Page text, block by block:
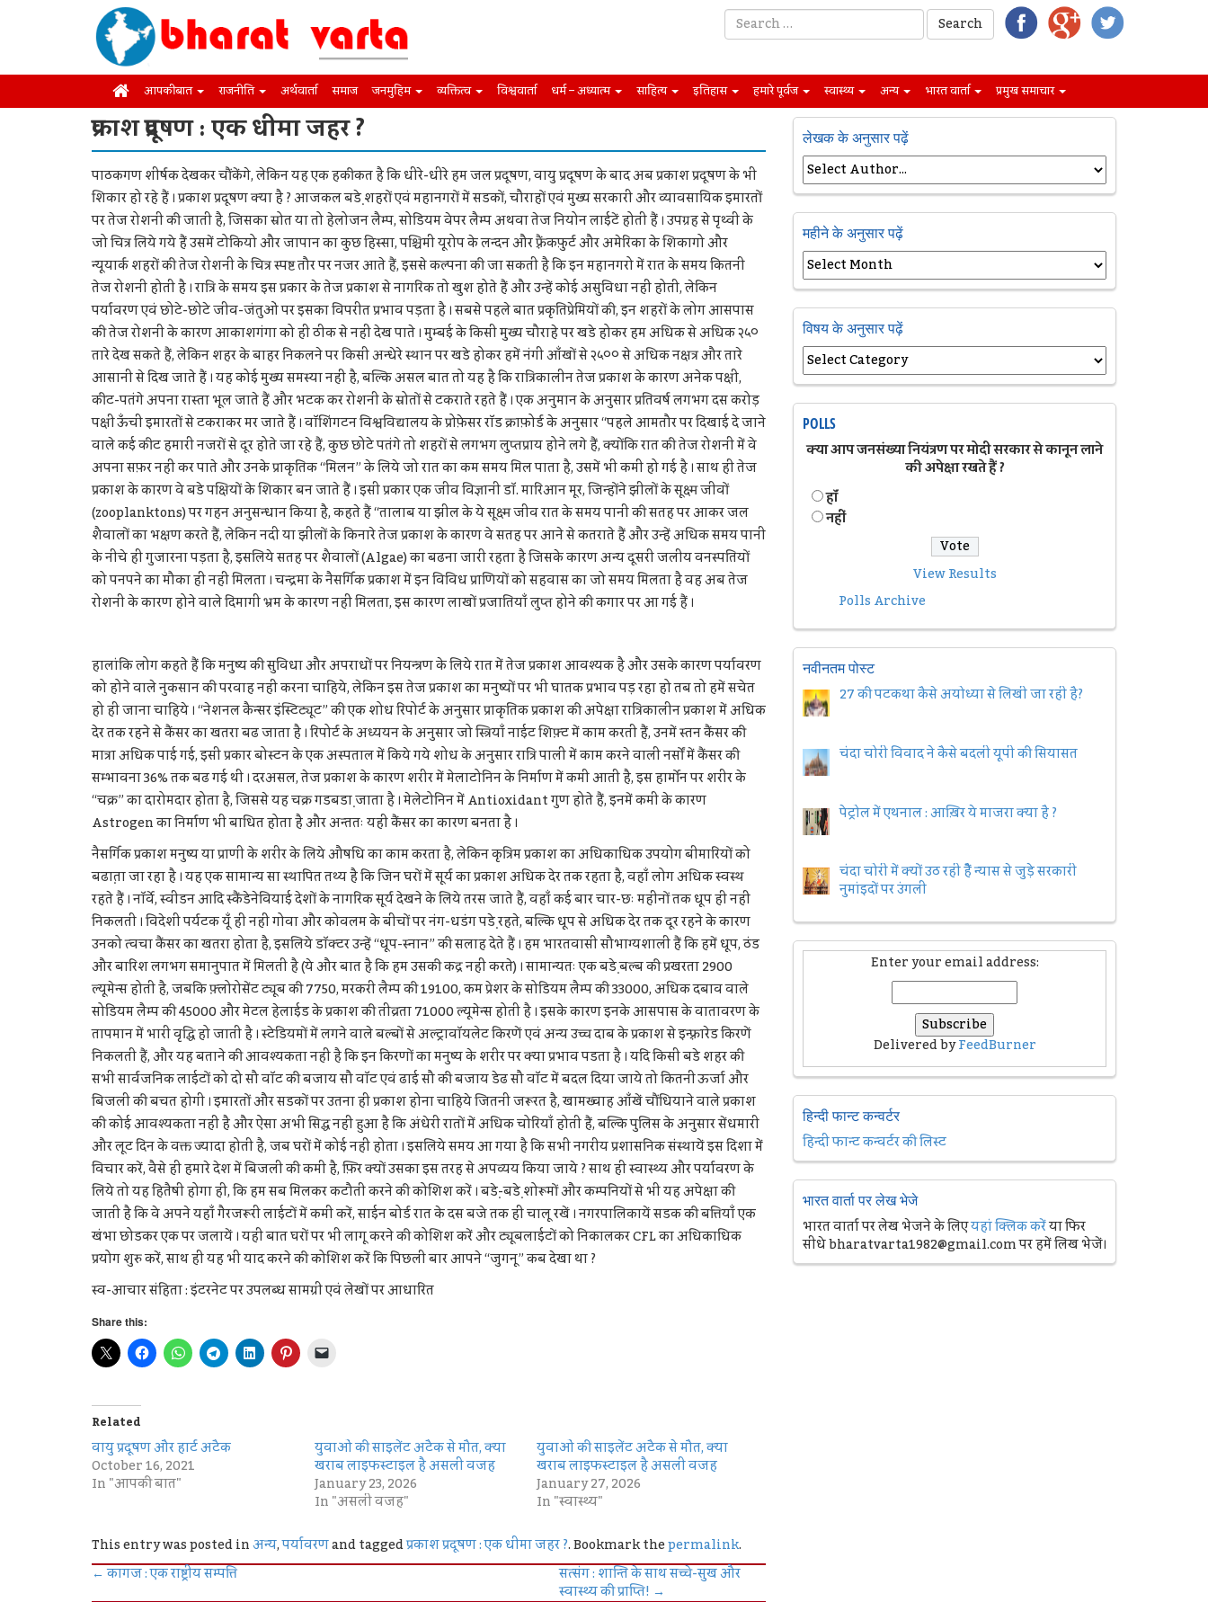
आपकी बात राजनीति अर्थवार्ता समाज जनमुहिम व्यक्तित्व विश्ववार्ता धर्म – अध्यात्म साहित्य इतिहास हमारे पूर्वज स्वास्थ्य अन्य भारत वार्ता प्रमुख समाचार
प्रकाश प्रदूषण : एक धीमा जहर ?
पाठकगण शीर्षक देखकर चौंकेंगे, लेकिन यह एक हकीकत है कि धीरे-धीरे हम जल प्रदूषण, वायु प्रदूषण के बाद अब प्रकाश प्रदूषण के भी
शिकार हो रहे हैं । प्रकाश प्रदूषण क्या है ? आजकल बडे़ शहरों एवं महानगरों में सडकों, चौराहों एवं मुख्य सरकारी और व्यावसायिक इमारतों
पर तेज रोशनी की जाती है, जिसका स्रोत या तो हेलोजन लैम्प, सोडियम वेपर लैम्प अथवा तेज नियोन लाईटें होती हैं । उपग्रह से पृथ्वी के
जो चित्र लिये गये हैं उसमें टोकियो और जापान का कुछ हिस्सा, पश्चिमी यूरोप के लन्दन और फ़्रैंकफ़ुर्ट और अमेरिका के शिकागो और
न्यूयार्क शहरों की तेज रोशनी के चित्र स्पष्ट तौर पर नजर आते हैं, इससे कल्पना की जा सकती है कि इन महानगरो में रात के समय कितनी
तेज रोशनी होती है । रात्रि के समय इस प्रकार के तेज प्रकाश से नागरिक तो खुश होते हैं और उन्हें कोई असुविधा नहीं होती, लेकिन
पर्यावरण एवं छोटे-छोटे जीव-जंतुओं पर इसका विपरीत प्रभाव पड़ता है । सबसे पहले बात प्रकृतिप्रेमियों की, इन शहरों के लोग आसपास
की तेज रोशनी के कारण आकाशगंगा को ही ठीक से नहीं देख पाते । मुम्बई के किसी मुख्य चौराहे पर खडे होकर हम अधिक से अधिक २५०
तारे देख सकते हैं, लेकिन शहर के बाहर निकलने पर किसी अन्धेरे स्थान पर खडे होकर हमें नंगी आँखों से २५०० से अधिक नक्षत्र और तारे
आसानी से दिख जाते हैं । यह कोई मुख्य समस्या नहीं है, बल्कि असल बात तो यह है कि रात्रिकालीन तेज प्रकाश के कारण अनेक पक्षी,
कीट-पतंगे अपना रास्ता भूल जाते हैं और भटक कर रोशनी के स्रोतों से टकराते रहते हैं । एक अनुमान के अनुसार प्रतिवर्ष लगभग दस करोड़
पक्षी ऊँची इमारतों से टकराकर मर जाते हैं । वॉशिंगटन विश्वविद्यालय के प्रोफ़ेसर रॉड क्राफ़ोर्ड के अनुसार “पहले आमतौर पर दिखाई दे जाने
वाले कई कीट हमारी नजरों से दूर होते जा रहे हैं, कुछ छोटे पतंगे तो शहरों से लगभग लुप्तप्राय होने लगे हैं, क्योंकि रात की तेज रोशनी में वे
अपना सफ़र नहीं कर पाते और उनके प्राकृतिक “मिलन” के लिये जो रात का कम समय मिल पाता है, उसमें भी कमी हो गई है । साथ ही तेज
प्रकाश के कारण वे बडे पक्षियों के शिकार बन जाते हैं । इसी प्रकार एक जीव विज्ञानी डॉ. मारिआन मूर, जिन्होंने झीलों के सूक्ष्म जीवों
(zooplanktons) पर गहन अनुसन्धान किया है, कहते हैं “तालाब या झील के ये सूक्ष्म जीव रात के समय पानी की सतह पर आकर जल
शैवालों का भक्षण करते हैं, लेकिन नदी या झीलों के किनारे तेज प्रकाश के कारण वे सतह पर आने से कतराते हैं और उन्हें अधिक समय पानी
के नीचे ही गुजारना पड़ता है, इसलिये सतह पर शैवालों (Algae) का बढना जारी रहता है जिसके कारण अन्य दूसरी जलीय वनस्पतियों
को पनपने का मौका ही नहीं मिलता । चन्द्रमा के नैसर्गिक प्रकाश में इन विविध प्राणियों को सहवास का जो समय मिलता है वह अब तेज
रोशनी के कारण होने वाले दिमागी भ्रम के कारण नहीं मिलता, इस कारण लाखों प्रजातियाँ लुप्त होने की कगार पर आ गई हैं ।
हालांकि लोग कहते हैं कि मनुष्य की सुविधा और अपराधों पर नियन्त्रण के लिये रात में तेज प्रकाश आवश्यक है और उसके कारण पर्यावरण
को होने वाले नुकसान की परवाह नहीं करना चाहिये, लेकिन इस तेज प्रकाश का मनुष्यों पर भी घातक प्रभाव पड़ रहा हो तब तो हमें सचेत
हो ही जाना चाहिये । “नेशनल कैन्सर इंस्टिट्यूट” की एक शोध रिपोर्ट के अनुसार प्राकृतिक प्रकाश की अपेक्षा रात्रिकालीन प्रकाश में अधिक
देर तक रहने से कैंसर का खतरा बढ जाता है । रिपोर्ट के अध्ययन के अनुसार जो स्त्रियाँ नाईट शिफ़्ट में काम करती हैं, उनमें स्तन कैंसर की
मात्रा अधिक पाई गई, इसी प्रकार बोस्टन के एक अस्पताल में किये गये शोध के अनुसार रात्रि पाली में काम करने वाली नर्सों में कैंसर की
सम्भावना 36% तक बढ गई थी । दरअसल, तेज प्रकाश के कारण शरीर में मेलाटोनिन के निर्माण में कमी आती है, इस हार्मोन पर शरीर के
“चक्र” का दारोमदार होता है, जिससे यह चक्र गडबडा़ जाता है । मेलेटोनिन में Antioxidant गुण होते हैं, इनमें कमी के कारण
Astrogen का निर्माण भी बाधित होता है और अन्ततः यही कैंसर का कारण बनता है ।
नैसर्गिक प्रकाश मनुष्य या प्राणी के शरीर के लिये औषधि का काम करता है, लेकिन कृत्रिम प्रकाश का अधिकाधिक उपयोग बीमारियों को
बढा़ता जा रहा है । यह एक सामान्य सा स्थापित तथ्य है कि जिन घरों में सूर्य का प्रकाश अधिक देर तक रहता है, वहाँ लोग अधिक स्वस्थ
रहते हैं । नॉर्वे, स्वीडन आदि स्कैंडेनेवियाई देशों के नागरिक सूर्य देखने के लिये तरस जाते हैं, वहाँ कई बार चार-छः महीनों तक धूप ही नहीं
निकलती । विदेशी पर्यटक यूँ ही नहीं गोवा और कोवलम के बीचों पर नंग-धडंग पडे़ रहते, बल्कि धूप से अधिक देर तक दूर रहने के कारण
उनको त्वचा कैंसर का खतरा होता है, इसलिये डॉक्टर उन्हें “धूप-स्नान” की सलाह देते हैं । हम भारतवासी सौभाग्यशाली हैं कि हमें धूप, ठंड
और बारिश लगभग समानुपात में मिलती है (ये और बात है कि हम उसकी कद्र नहीं करते) । सामान्यतः एक बडे़ बल्ब की प्रखरता 2900
ल्यूमेन्स होती है, जबकि फ़्लोरोसेंट ट्यूब की 7750, मरकरी लैम्प की 19100, कम प्रेशर के सोडियम लैम्प की 33000, अधिक दबाव वाले
सोडियम लैम्प की 45000 और मेटल हेलाईड के प्रकाश की तीव्रता 71000 ल्यूमेन्स होती है । इसके कारण इनके आसपास के वातावरण के
तापमान में भारी वृद्धि हो जाती है । स्टेडियमों में लगने वाले बल्बों से अल्ट्रावॉयलेट किरणें एवं अन्य उच्च दाब के प्रकाश से इन्फ़्रारेड किरणें
निकलती हैं, और यह बताने की आवश्यकता नहीं है कि इन किरणों का मनुष्य के शरीर पर क्या प्रभाव पडता है । यदि किसी बडे शहर की
सभी सार्वजनिक लाईटों को दो सौ वॉट की बजाय सौ वॉट एवं ढाई सौ की बजाय डेढ सौ वॉट में बदल दिया जाये तो कितनी ऊर्जा और
बिजली की बचत होगी । इमारतों और सडकों पर उतना ही प्रकाश होना चाहिये जितनी जरूरत है, खामख्वाह आँखें चौंधियाने वाले प्रकाश
की कोई आवश्यकता नहीं है और ऐसा अभी सिद्ध नहीं हुआ है कि अंधेरी रातों में अधिक चोरियाँ होती हैं, बल्कि पुलिस के अनुसार सेंधमारी
और लूट दिन के वक्त ज्यादा होती है, जब घरों में कोई नहीं होता । इसलिये समय आ गया है कि सभी नगरीय प्रशासनिक संस्थायें इस दिशा में
विचार करें, वैसे ही हमारे देश में बिजली की कमी है, फ़िर क्यों उसका इस तरह से अपव्यय किया जाये ? साथ ही स्वास्थ्य और पर्यावरण के
लिये तो यह हितैषी होगा ही, कि हम सब मिलकर कटौती करने की कोशिश करें । बडे़-बडे़ शोरूमों और कम्पनियों से भी यह अपेक्षा की
जाती है कि वे अपने यहाँ गैरजरूरी लाईटों में कमी करें, साईन बोर्ड रात के दस बजे तक ही चालू रखें । नगरपालिकायें सडक की बत्तियाँ एक
खंभा छोडकर एक पर जलायें । यही बात घरों पर भी लागू करने की कोशिश करें और ट्यूबलाईटों को निकालकर CFL का अधिकाधिक
प्रयोग शुरु करें, साथ ही यह भी याद करने की कोशिश करें कि पिछली बार आपने “जुगनू” कब देखा था ?
स्व-आचार संहिता : इंटरनेट पर उपलब्ध सामग्री एवं लेखों पर आधारित
Share this:
Related
वायु प्रदूषण और हार्ट अटैक
October 16, 2021
In "आपकी बात"
युवाओं की साइलेंट अटैक से मौत, क्या
खराब लाइफस्टाइल है असली वजह
January 23, 2026
In "असली वजह"
युवाओं की साइलेंट अटैक से मौत, क्या
खराब लाइफस्टाइल है असली वजह
January 27, 2026
In "स्वास्थ्य"
This entry was posted inअन्य,पर्यावरणand taggedप्रकाश प्रदूषण : एक धीमा जहर ?. Bookmark thepermalink.
←कागज : एक राष्ट्रीय सम्पत्ति सत्संग : शान्ति के साथ सच्चे-सुख और
स्वास्थ्य की प्राप्ति! →
लेखक के अनुसार पढ़ें
महीने के अनुसार पढ़ें
विषय के अनुसार पढ़ें
POLLS
क्या आप जनसंख्या नियंत्रण पर मोदी सरकार से कानून लाने
की अपेक्षा रखते हैं ?
हॉं
नहीं
View Results
Polls Archive
नवीनतम पोस्ट
27 की पटकथा कैसे अयोध्या से लिखी जा रही है?
चंदा चोरी विवाद ने कैसे बदली यूपी की सियासत
पेट्रोल में एथनाल : आख़िर ये माजरा क्या है ?
चंदा चोरी में क्यों उठ रही हैैं न्यास से जुड़े सरकारी
नुमांइदों पर उंगली
Enter your email address:
Delivered byFeedBurner
हिन्दी फान्ट कन्वर्टर
हिन्दी फान्ट कन्वर्टर की लिस्ट
भारत वार्ता पर लेख भेजे
भारत वार्ता पर लेख भेजने के लिएयहां क्लिक करेंया फिर
सीधे bharatvarta1982@gmail.com पर हमें लिख भेजें।